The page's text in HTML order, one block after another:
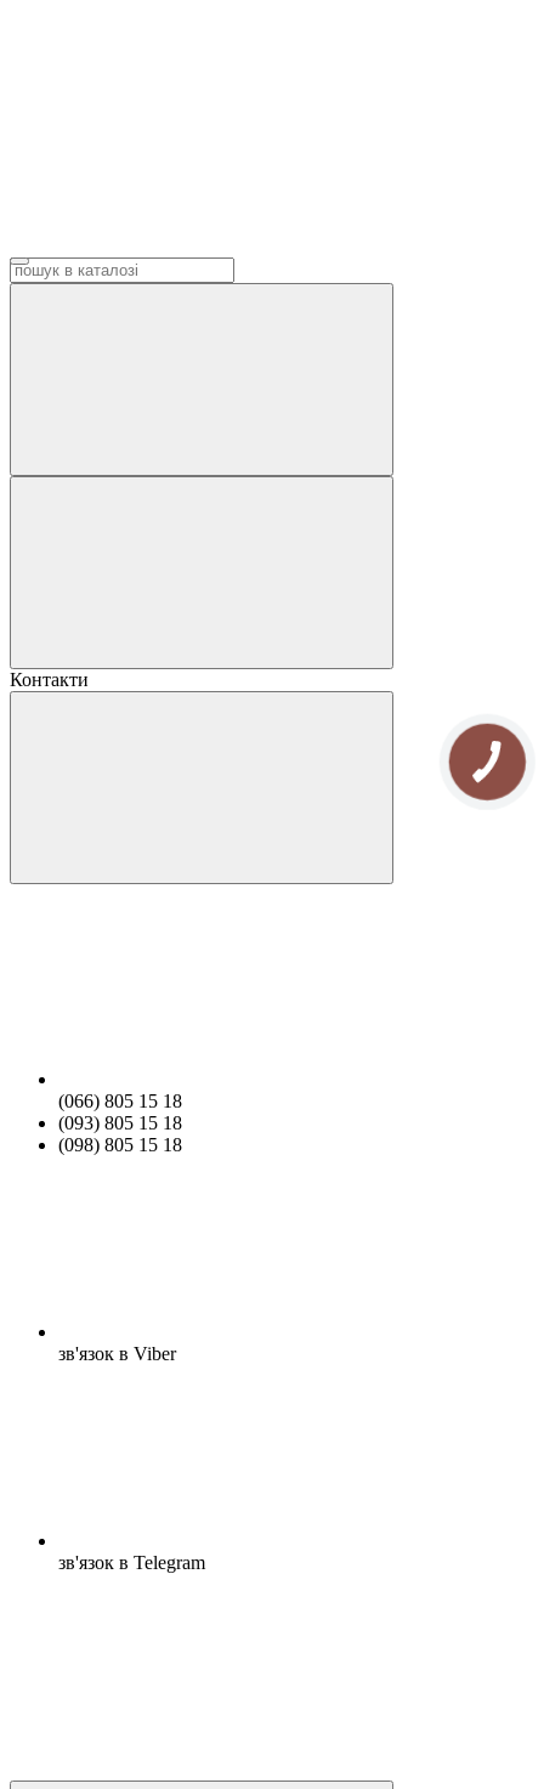
Контакти
(066) 805 15 18
(093) 805 15 18
(098) 805 15 18
зв'язок в Viber
зв'язок в Telegram